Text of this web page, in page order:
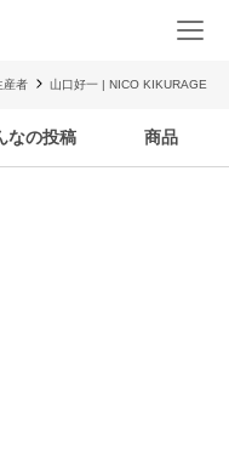
産者 山口好一 | NICO KIKURAGE
なの投稿 商品